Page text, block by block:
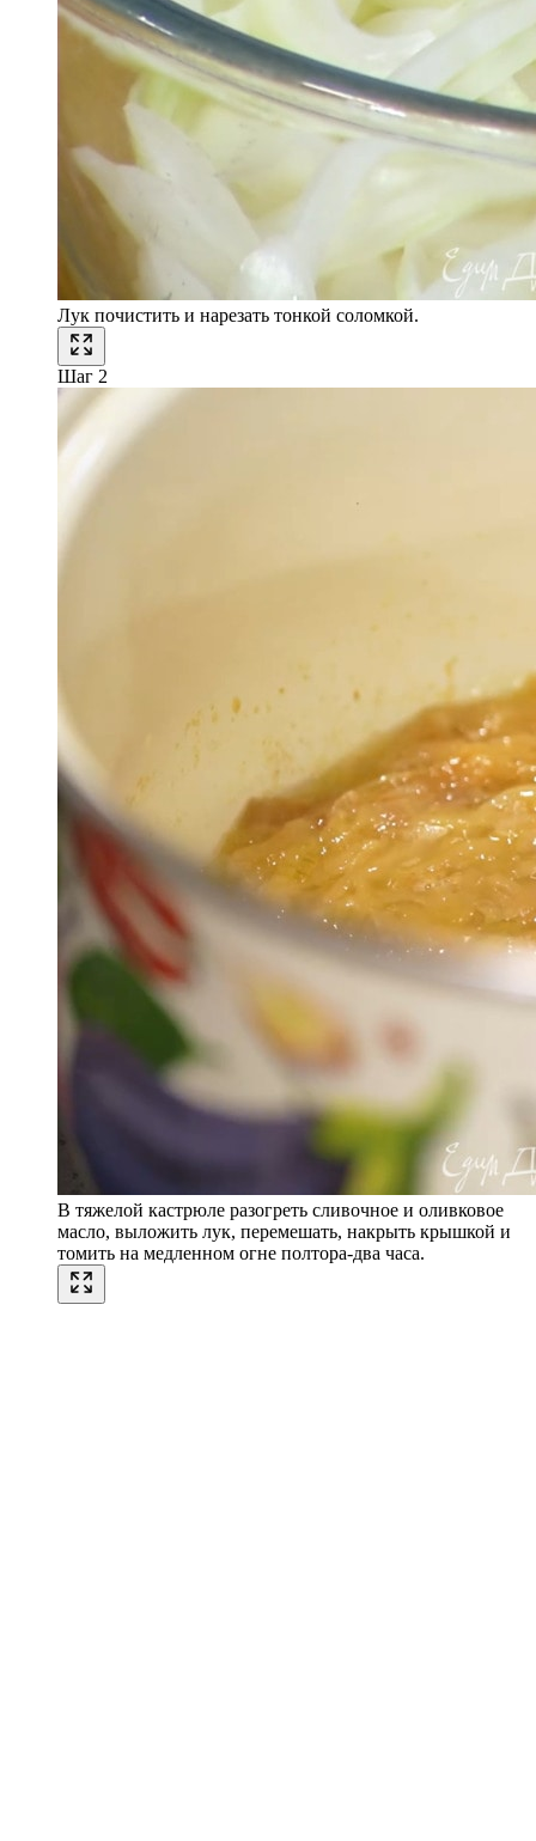
Лук почистить и нарезать тонкой соломкой.
Шаг 2
В тяжелой кастрюле разогреть сливочное и оливковое
масло, выложить лук, перемешать, накрыть крышкой и
томить на медленном огне полтора-два часа.